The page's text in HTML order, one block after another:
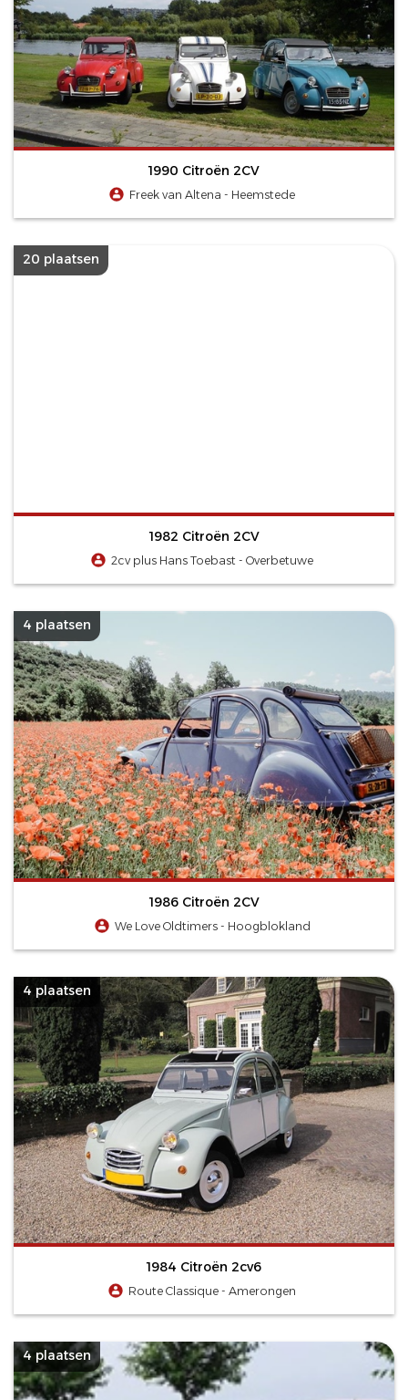
1990 Citroën 2CV
Freek van Altena - Heemstede
20 plaatsen
1982 Citroën 2CV
2cv plus Hans Toebast - Overbetuwe
4 plaatsen
1986 Citroën 2CV
We Love Oldtimers - Hoogblokland
4 plaatsen
1984 Citroën 2cv6
Route Classique - Amerongen
4 plaatsen